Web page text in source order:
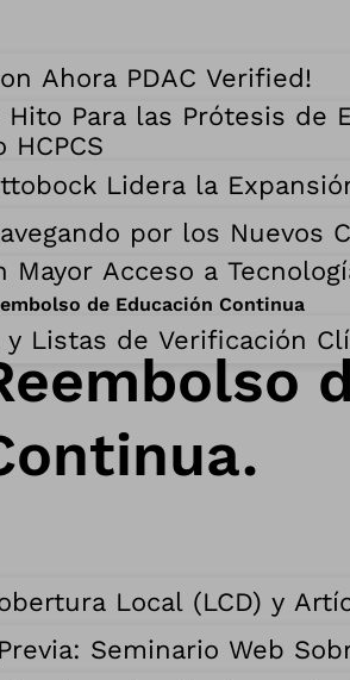
Ahora PDAC Verified!
Para las Prótesis de
Lidera la
por los Nuevos
Acceso a
y Listas de Verificación
de Educación Continua
Local (LCD) y
Seminario Web